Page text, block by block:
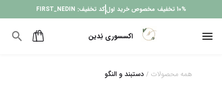
10% تخفیف مخصوص خرید اولکد تخفیف: FIRST_NEDIN
اکسسوری نِدین
همه محصولات / دستبند و النگو